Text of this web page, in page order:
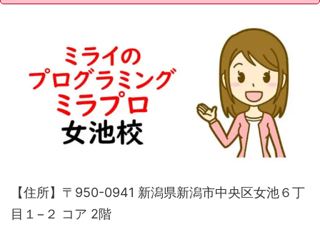
【住所】〒950-0941 新潟県新潟市中央区女池６丁
目１−２ コア 2階